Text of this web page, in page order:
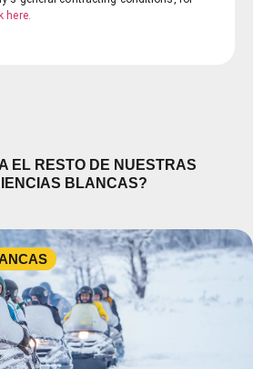
here.
EL RESTO DE NUESTRAS
BLANCAS?